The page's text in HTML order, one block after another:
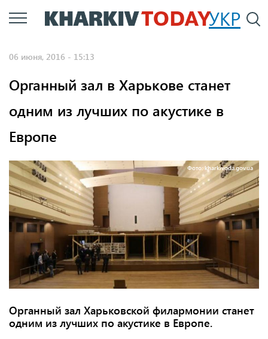
Перейти
к
УКР
06 июня, 2016 - 15:13
Органный зал в Харькове станет
одним из лучших по акустике в
Европе
Фото: kharkivoda.gov.ua
Органный зал Харьковской филармонии станет
одним из лучших по акустике в Европе.